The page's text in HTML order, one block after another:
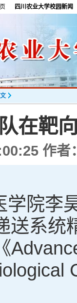
四川农业大学校园新闻
在靶
作者
学院李
送系统